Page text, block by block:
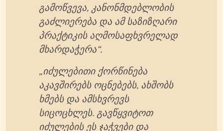
გამოწვევა, კანონმდებლობის
გაძლიერება და ამ საზიზღარი
პრაქტიკის აღმოსაფხვრელად
მხარდაჭერა“.
„იძულებითი ქორწინება
აკავშირებს ოცნებებს, ახშობს
ხმებს და ამსხვრევს
სიცოცხლეს. გავწყვიტოთ
იძულების ეს ჯაჭვები და